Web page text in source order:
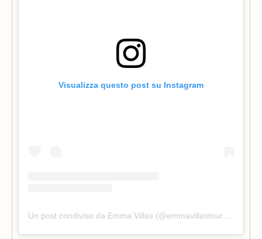
Visualizza questo post su Instagram
Un post condiviso da Emma Villas (@emmavillastouroperator)